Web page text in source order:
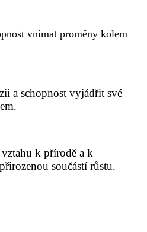
LÉTO, PODZIM,ZIMA
vnímat proměny kolem
a schopnost vyjádřit své
k přírodě a k
součástí růstu.